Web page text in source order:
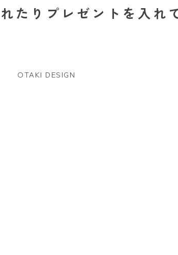
たりプレゼントを入れ
OTAKI DESIGN